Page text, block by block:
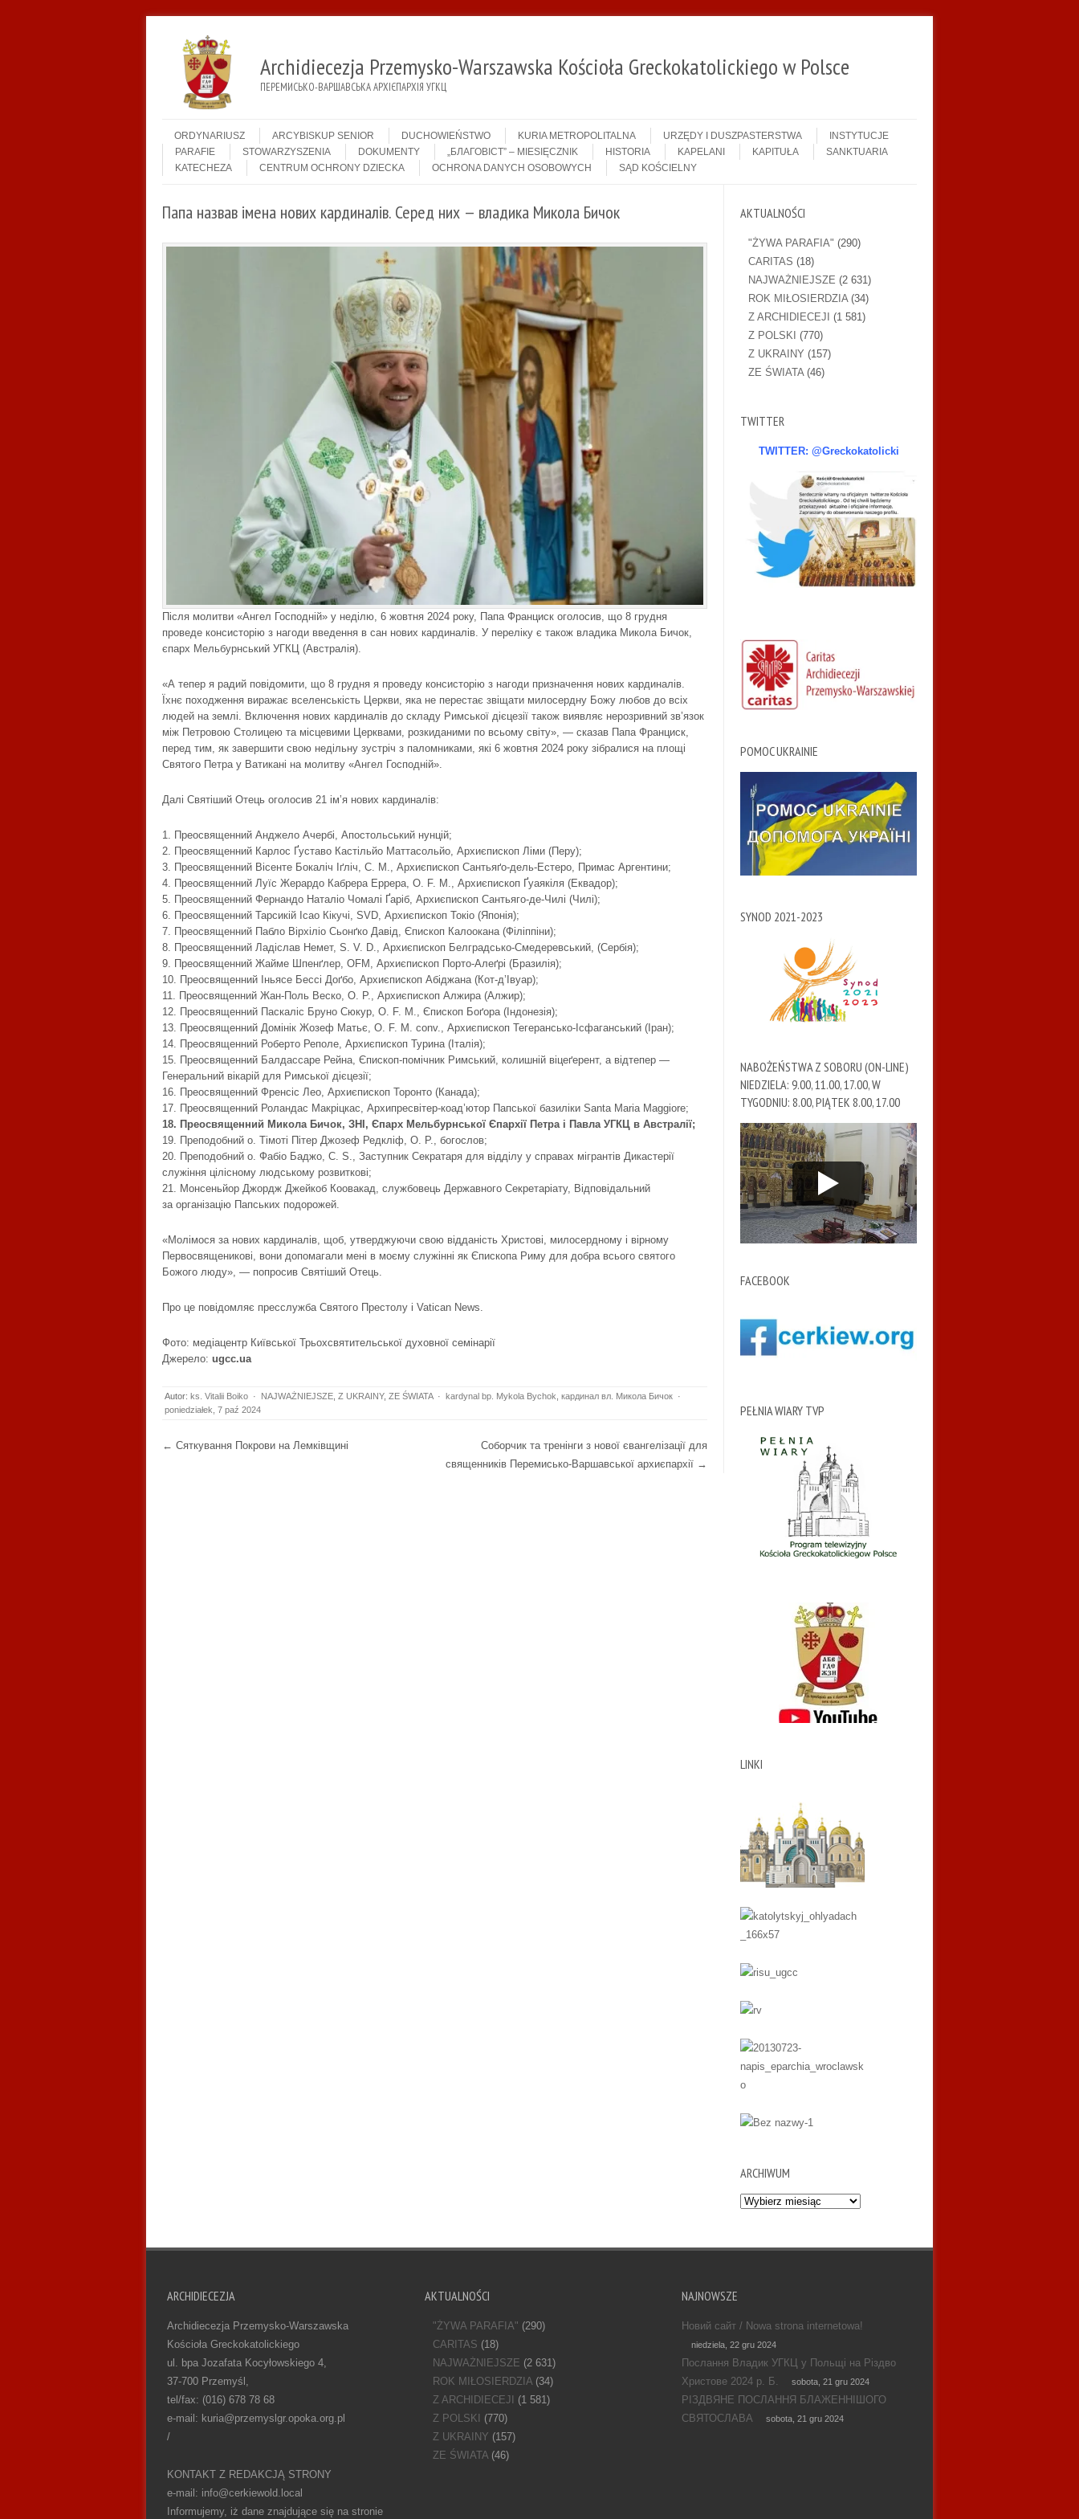
Archidiecezja Przemysko-Warszawska Kościoła Greckokatolickiego w Polsce
ПЕРЕМИСЬКО-ВАРШАВСЬКА АРХІЄПАРХІЯ УГКЦ
Menu
ORDYNARIUSZ
ARCYBISKUP SENIOR DUCHOWIEŃSTWO KURIA METROPOLITALNA URZĘDY I DUSZPASTERSTWA
INSTYTUCJE
PARAFIE
STOWARZYSZENIA DOKUMENTY „БЛАГОВІСТ” – MIESIĘCZNIK HISTORIA KAPELANI KAPITUŁA
SANKTUARIA
KATECHEZA
CENTRUM OCHRONY DZIECKA OCHRONA DANYCH OSOBOWYCH SĄD KOŚCIELNY
Папа назвав імена нових кардиналів. Серед них — владика Микола Бичок
Після молитви «Ангел Господній» у неділю, 6 жовтня 2024 року, Папа Франциск оголосив, що 8 грудня
проведе консисторію з нагоди введення в сан нових кардиналів. У переліку є також владика Микола Бичок,
єпарх Мельбурнський УГКЦ (Австралія).
«А тепер я радий повідомити, що 8 грудня я проведу консисторію з нагоди призначення нових кардиналів.
Їхнє походження виражає вселенськість Церкви, яка не перестає звіщати милосердну Божу любов до всіх
людей на землі. Включення нових кардиналів до складу Римської дієцезії також виявляє нерозривний зв’язок
між Петровою Столицею та місцевими Церквами, розкиданими по всьому світу», — сказав Папа Франциск,
перед тим, як завершити свою недільну зустріч з паломниками, які 6 жовтня 2024 року зібралися на площі
Святого Петра у Ватикані на молитву «Ангел Господній».
Далі Святіший Отець оголосив 21 імʼя нових кардиналів:
1. Преосвященний Анджело Ачербі, Апостольський нунцій;
2. Преосвященний Карлос Ґуставо Кастільйо Маттасольйо, Архиєпископ Ліми (Перу);
3. Преосвященний Вісенте Бокаліч Іґліч, C. M., Архиєпископ Сантьяґо-дель-Естеро, Примас Аргентини;
4. Преосвященний Луїс Жерардо Кабрера Еррера, O. F. M., Архиєпископ Ґуаякіля (Еквадор);
5. Преосвященний Фернандо Наталіо Чомалі Ґаріб, Архиєпископ Сантьяго-де-Чилі (Чилі);
6. Преосвященний Тарсикій Ісао Кікучі, SVD, Архиєпископ Токіо (Японія);
7. Преосвященний Пабло Вірхіліо Сьонґко Давід, Єпископ Калоокана (Філіппіни);
8. Преосвященний Ладіслав Немет, S. V. D., Архиєпископ Белградсько-Смедеревський, (Сербія);
9. Преосвященний Жайме Шпенґлер, OFM, Архиєпископ Порто-Алеґрі (Бразилія);
10. Преосвященний Іньясе Бессі Доґбо, Архиєпископ Абіджана (Кот-д’Івуар);
11. Преосвященний Жан-Поль Веско, O. P., Архиєпископ Алжира (Алжир);
12. Преосвященний Паскаліс Бруно Сюкур, O. F. M., Єпископ Боґора (Індонезія);
13. Преосвященний Домінік Жозеф Матьє, O. F. M. conv., Архиєпископ Тегерансько-Ісфаганський (Іран);
14. Преосвященний Роберто Реполе, Архиєпископ Турина (Італія);
15. Преосвященний Балдассаре Рейна, Єпископ-помічник Римський, колишній віцеґерент, а відтепер —
Генеральний вікарій для Римської дієцезії;
16. Преосвященний Френсіс Лео, Архиєпископ Торонто (Канада);
17. Преосвященний Роландас Макріцкас, Архипресвітер-коад’ютор Папської базиліки Santa Maria Maggiore;
18. Преосвященний Микола Бичок, ЗНІ, Єпарх Мельбурнської Єпархії Петра і Павла УГКЦ в Австралії;
19. Преподобний о. Тімоті Пітер Джозеф Редкліф, O. P., богослов;
20. Преподобний о. Фабіо Баджо, C. S., Заступник Секратаря для відділу у справах мігрантів Дикастерії
служіння цілісному людському розвиткові;
21. Монсеньйор Джордж Джейкоб Коовакад, службовець Державного Секретаріату, Відповідальний
за організацію Папських подорожей.
«Молімося за нових кардиналів, щоб, утверджуючи свою відданість Христові, милосердному і вірному
Первосвященикові, вони допомагали мені в моєму служінні як Єпископа Риму для добра всього святого
Божого люду», — попросив Святіший Отець.
Про це повідомляє пресслужба Святого Престолу і Vatican News.
Фото: медіацентр Київської Трьохсвятительської духовної семінарії
Джерело: ugcc.ua
Autor: ks. Vitalii Boiko · NAJWAŻNIEJSZE Z UKRAINY, ZE ŚWIATA · kardynal bp. Mykola Bychok кардинал вл. Микола Бичок ·
poniedziałek, 7 paź 2024
Post navigation
← Сяткування Покрови на Лемківщині
Соборчик та тренінги з нової євангелізації для
священників Перемисько-Варшавської архиєпархії →
AKTUALNOŚCI
"ŻYWA PARAFIA" (290)
CARITAS (18)
NAJWAŻNIEJSZE (2 631)
ROK MIŁOSIERDZIA(34)
Z ARCHIDIECEJI (1 581)
Z POLSKI (770)
Z UKRAINY (157)
ZE ŚWIATA(46)
TWITTER
TWITTER: @Greckokatolicki
POMOC UKRAINIE
SYNOD 2021-2023
NABOŻEŃSTWA Z SOBORU (ON-LINE)
NIEDZIELA: 9.00, 11.00, 17.00, W
TYGODNIU: 8.00, PIĄTEK 8.00, 17.00
FACEBOOK
PEŁNIA WIARY TVP
LINKI
ARCHIWUM
Archiwum
ARCHIDIECEZJA
Archidiecezja Przemysko-Warszawska
Kościoła Greckokatolickiego
ul. bpa Jozafata Kocyłowskiego 4,
37-700 Przemyśl,
tel/fax: (016) 678 78 68
e-mail: kuria@przemyslgr.opoka.org.pl
/
KONTAKT Z REDAKCJĄ STRONY
e-mail: info@cerkiewold.local
Informujemy, iż dane znajdujące się na stronie
AKTUALNOŚCI
"ŻYWA PARAFIA" (290)
CARITAS (18)
NAJWAŻNIEJSZE (2 631)
ROK MIŁOSIERDZIA(34)
Z ARCHIDIECEJI
(1 581)
Z POLSKI
(770)
Z UKRAINY (157)
ZE ŚWIATA(46)
NAJNOWSZE
Новий сайт / Nowa strona internetowa!
niedziela, 22 gru 2024
Послання Владик УГКЦ у Польщі на Різдво
Христове 2024 р. Б.
sobota, 21 gru 2024
РІЗДВЯНЕ ПОСЛАННЯ БЛАЖЕННІШОГО
СВЯТОСЛАВА
sobota, 21 gru 2024